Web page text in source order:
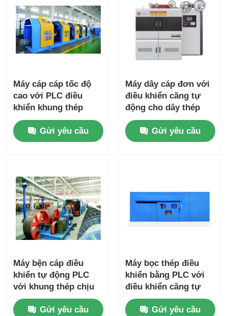
Máy cáp cáp tốc độ
cao với PLC điều
khiển khung thép
hạng nặng
Gửi yêu cầu
Máy dây cáp đơn với
điều khiển căng tự
động cho dây thép
lớn
Gửi yêu cầu
Máy bện cáp điều
khiển tự động PLC
với khung thép chịu
lực, tốc độ
1200m/phútGửi yêu cầu
Máy bọc thép điều
khiển bằng PLC với
điều khiển căng tự
động
Gửi yêu cầu